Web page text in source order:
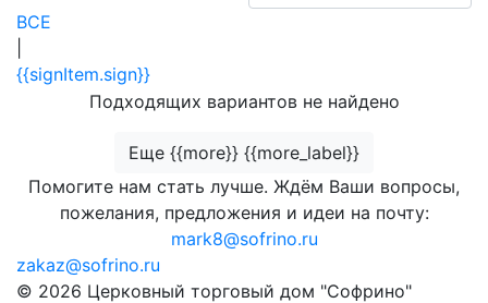
ВСЕ
{{signItem.sign}}
Подходящих вариантов не найдено
Еще {{more}} {{more_label}}
Помогите нам стать лучше. Ждём Ваши вопросы,
пожелания, предложения и идеи на почту:
mark8@sofrino.ru
zakaz@sofrino.ru
© 2026 Церковный торговый дом "Софрино"